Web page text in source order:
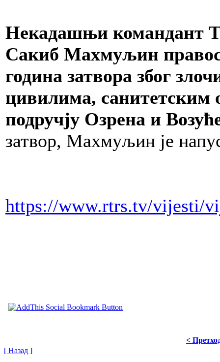
Некадашњи командант
Сакиб Махмуљин
година затвора због
цивилима, санитетским
подручју Озрена и
затвор, Махмуљин је
https://www.rtrs.tv/vijesti/
<
[ Назад ]